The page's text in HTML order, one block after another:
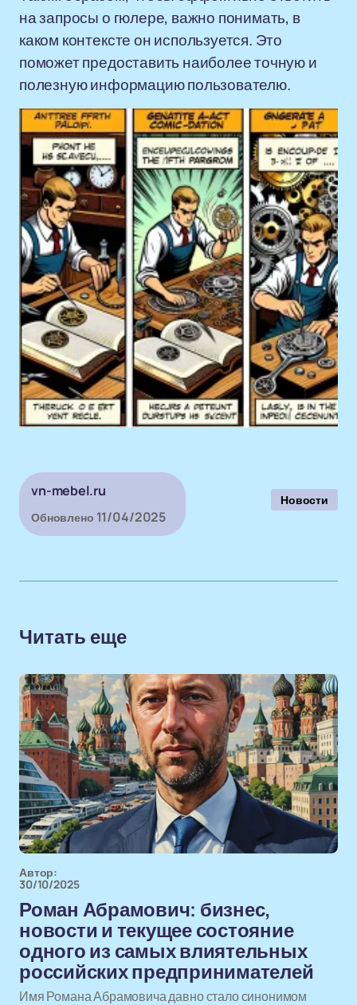
на запросы о гюлере, важно понимать, в
каком контексте он используется. Это
поможет предоставить наиболее точную и
полезную информацию пользователю.
vn-mebel.ru
Обновлено 11/04/2025
Новости
Читать еще
Автор:
30/10/2025
Роман Абрамович: бизнес,
новости и текущее состояние
одного из самых влиятельных
российских предпринимателей
Имя Романа Абрамовича давно стало синонимом